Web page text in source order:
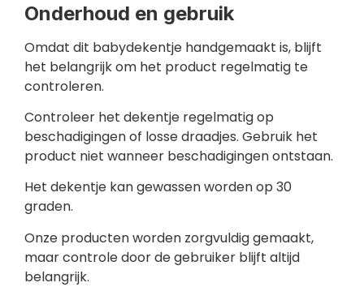
Onderhoud en gebruik
Omdat dit babydekentje handgemaakt is, blijft
het belangrijk om het product regelmatig te
controleren.
Controleer het dekentje regelmatig op
beschadigingen of losse draadjes. Gebruik het
product niet wanneer beschadigingen ontstaan.
Het dekentje kan gewassen worden op 30
graden.
Onze producten worden zorgvuldig gemaakt,
maar controle door de gebruiker blijft altijd
belangrijk.